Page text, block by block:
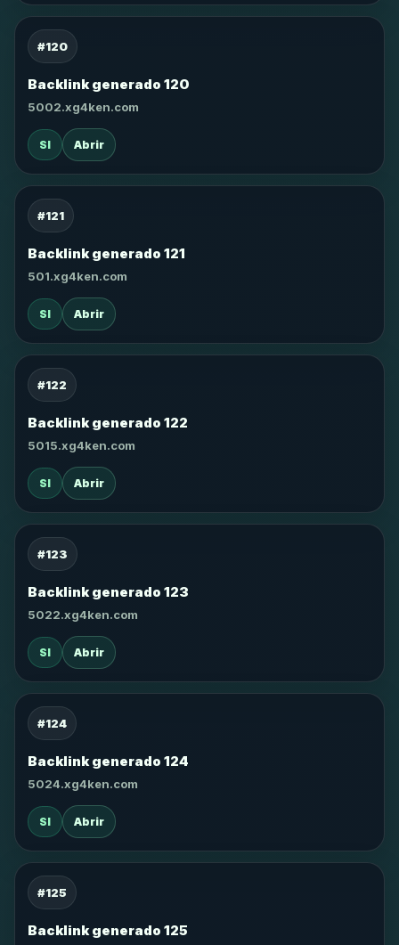
#120
Backlink generado 120
5002.xg4ken.com
SI Abrir
#121
Backlink generado 121
501.xg4ken.com
SI Abrir
#122
Backlink generado 122
5015.xg4ken.com
SI Abrir
#123
Backlink generado 123
5022.xg4ken.com
SI Abrir
#124
Backlink generado 124
5024.xg4ken.com
SI Abrir
#125
Backlink generado 125